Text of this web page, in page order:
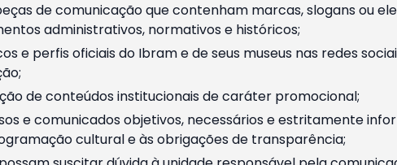
de comunicação que contenham marcas, slogans ou
administrativos, normativos e históricos;
e perfis oficiais do Ibram e de seus museus nas redes
de conteúdos institucionais de caráter promocional;
e comunicados objetivos, necessários e estritamente
cultural e às obrigações de transparência;